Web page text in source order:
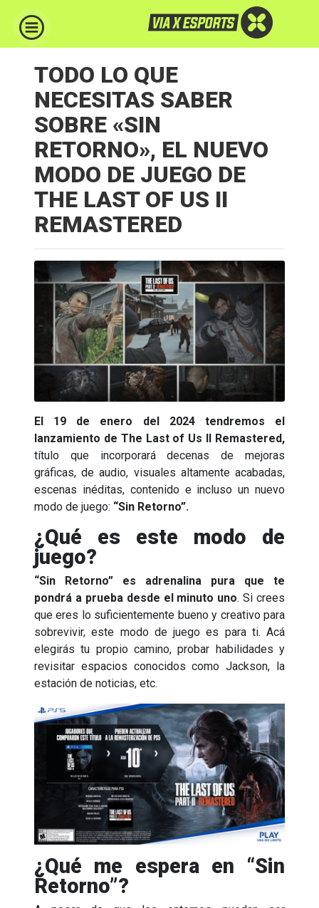
TODO LO QUE
NECESITAS SABER
SOBRE «SIN
RETORNO», EL NUEVO
MODO DE JUEGO DE
THE LAST OF US II
REMASTERED
El 19 de enero del 2024 tendremos el
lanzamiento de The Last of Us II Remastered,
título que incorporará decenas de mejoras
gráficas, de audio, visuales altamente acabadas,
escenas inéditas, contenido e incluso un nuevo
modo de juego: “Sin Retorno”.
¿Qué es este modo de
juego?
“Sin Retorno” es adrenalina pura que te
pondrá a prueba desde el minuto uno. Si crees
que eres lo suficientemente bueno y creativo para
sobrevivir, este modo de juego es para ti. Acá
elegirás tu propio camino, probar habilidades y
revisitar espacios conocidos como Jackson, la
estación de noticias, etc.
¿Qué me espera en “Sin
Retorno”?